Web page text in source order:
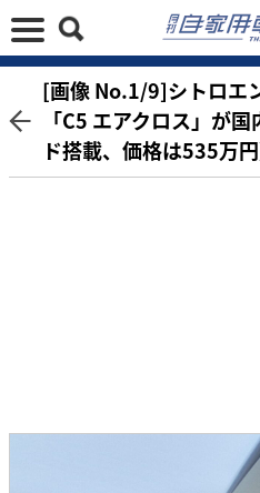
[画像 No.1/9]シトロエ
「C5 エアクロス」が
ド搭載、価格は535万円